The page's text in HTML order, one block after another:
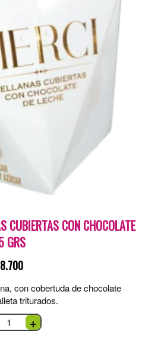
CUBIERTAS CON CHOCOLATE
GRS
8.700
con cobertuda de chocolate
triturados.
Estuche +